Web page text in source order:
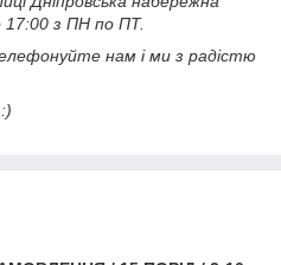
з ПН по ПТ.
нам і ми з радістю